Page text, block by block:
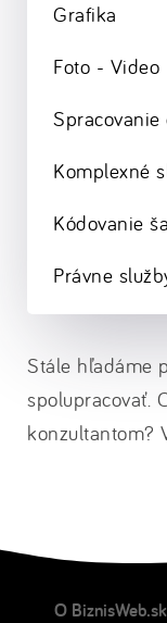
Grafika
Foto - Video
Spracovanie
Komplexné
Kódovanie
Právne
Stále hľadáme
spolupracovať.
konzultantom?
O BiznisWeb.sk